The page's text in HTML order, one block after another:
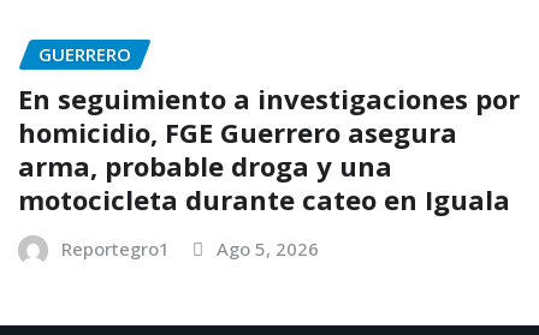
GUERRERO
En seguimiento a investigaciones por
homicidio, FGE Guerrero asegura
arma, probable droga y una
motocicleta durante cateo en Iguala
Reportegro1 Ago 5, 2026